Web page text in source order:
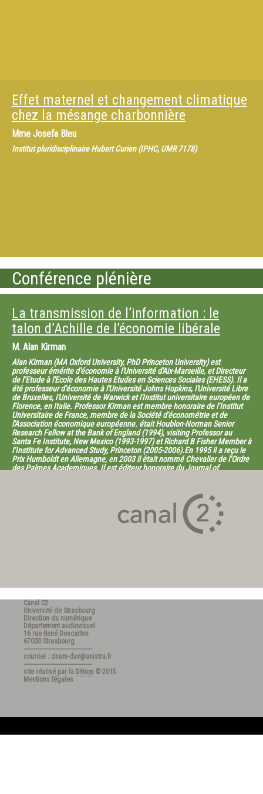
Effet maternel et changement climatique
chez la mésange charbonnière
Mme Josefa Bleu
Institut pluridisciplinaire Hubert Curien (IPHC, UMR 7178)
Conférence plénière
La transmission de l’information : le
talon d’Achille de l’économie libérale
M. Alan Kirman
Alan Kirman (MA Oxford University, PhD Princeton University) est
professeur émérite d'économie à l'Université d'Aix-Marseille, et Directeur
de l’Etude à l'Ecole des Hautes Etudes en Sciences Sociales (EHESS). Il a
été professeur d'économie à l'Université Johns Hopkins, l'Université Libre
de Bruxelles, l'Université de Warwick et l'Institut universitaire européen de
Florence, en Italie. Professor Kirman est membre honoraire de l’Institut
Universitaire de France, membre de la Société d'économétrie et de
l'Association économique européenne. était Houblon-Norman Senior
Research Fellow at the Bank of England (1994), visiting Professor au
Santa Fe Institute, New Mexico (1993-1997) et Richard B Fisher Member à
l’Institute for Advanced Study, Princeton (2005-2006).En 1995 il a reçu le
Prix Humboldt en Allemagne, en 2003 il était nommé Chevalier de l’Ordre
des Palmes Academiques. Il est éditeur honoraire du Journal of
150 articles dans des revues internationales et il a édité et publié quinze
livres, parmi lesquels Economics Beyond the Millinium (avec L.A. Gerard-
Varet, Oxford University Press 1999) et Complex Economics: Individual
and Collective Rationality (Routledge 2010).
Canal C2
Université de Strasbourg
Direction du numérique
Département audiovisuel
16 rue René Descartes
67000 Strasbourg
---------------------------------------
courriel : dnum-dav@unistra.fr
---------------------------------------
site réalisé par la DNum © 2015
Mentions légales